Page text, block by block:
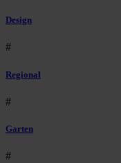
Design
#
Regional
#
Garten
#